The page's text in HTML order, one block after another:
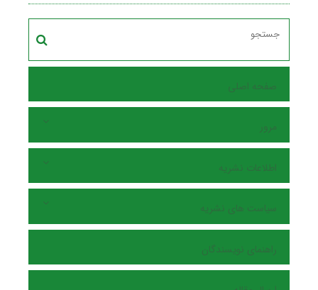
صفحه اصلی
مرور
اطلاعات نشریه
سیاست های نشریه
راهنمای نویسندگان